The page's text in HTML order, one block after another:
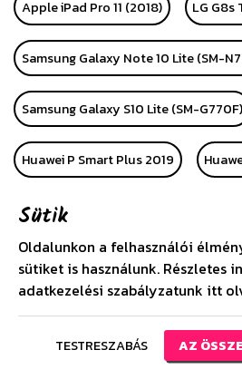
Apple iPad Pro 11 (2018) LG G8s
Samsung Galaxy Note 10 Lite (SM-
Samsung Galaxy S10 Lite (SM-G770F)
Huawei P Smart Plus 2019
Huawei P40 Pro
Apple iPhone SE (2020) Huawei
Huawei P40 Lite E Samsung
Xiaomi
Sütik
Oldalunkon a felhasználói
sütiket is használunk. Részletes
adatkezelési szabályzatunk itt
TESTRESZABÁS AZ